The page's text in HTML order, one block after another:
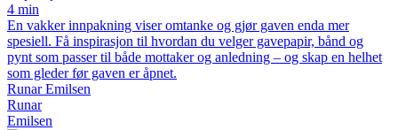
4 min
En vakker innpakning viser omtanke og gjør gaven enda mer
spesiell. Få inspirasjon til hvordan du velger gavepapir, bånd og
pynt som passer til både mottaker og anledning – og skap en helhet
som gleder før gaven er åpnet.
Runar Emilsen
Runar
Emilsen